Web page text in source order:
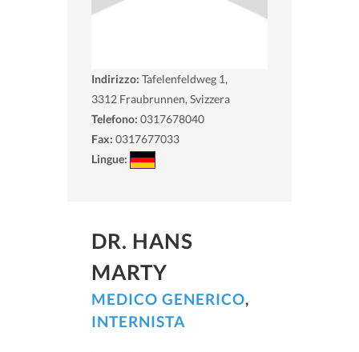
Indirizzo: Tafelenfeldweg 1,
3312 Fraubrunnen, Svizzera
Telefono: 0317678040
Fax: 0317677033
Lingue:
DR. HANS
MARTY
MEDICO GENERICO,
INTERNISTA